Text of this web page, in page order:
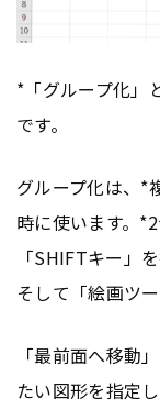
*「グループ化」
です。
グループ化は、*
時に使います。
「SHIFTキー」
そして「絵画ツ
「最前面へ移動
たい図形を指定